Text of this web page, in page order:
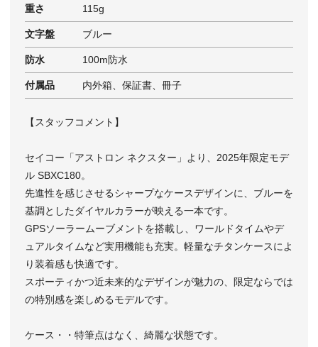
重さ
115g
文字盤 ブルー
防水 100m防水
付属品 内外箱、保証書、冊子
【スタッフコメント】
セイコー「アストロン ネクスター」より、2025年限定モデ
ル SBXC180。
先進性を感じさせるシャープなケースデザインに、ブルーを
基調としたダイヤルカラーが映える一本です。
GPSソーラームーブメントを搭載し、ワールドタイムやデ
ュアルタイムなど実用機能も充実。軽量なチタンケースによ
り装着感も快適です。
スポーティかつ近未来的なデザインが魅力の、限定ならでは
の特別感を楽しめるモデルです。
ケース・・特筆点はなく、綺麗な状態です。